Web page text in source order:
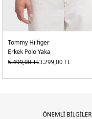
Tommy Hilfiger
Erkek Polo Yaka
5.499,00TL3.299,00TL
ÖNEMLİ BİLGİLER